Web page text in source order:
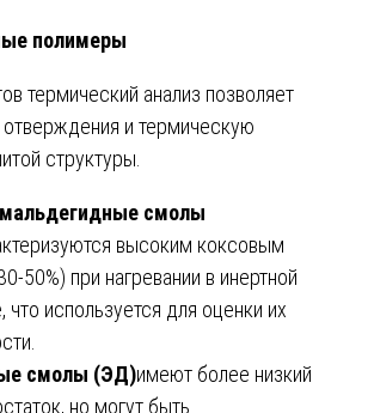
полимеры
термический анализ позволяет
отверждения и термическую
структуры.
смолы
высоким коксовым
50%) при нагревании в инертной
используется для оценки их
смолы (ЭД)имеют более низкий
но могут быть